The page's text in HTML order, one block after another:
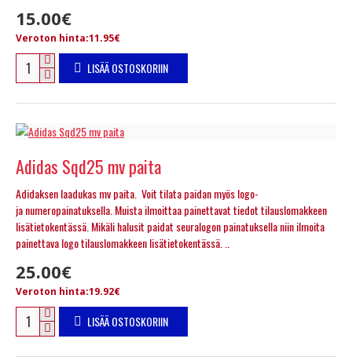
15.00€
Veroton hinta:11.95€
LISÄÄ OSTOSKORIIN
Adidas Sqd25 mv paita
Adidaksen laadukas mv paita. Voit tilata paidan myös logo-
ja numeropainatuksella. Muista ilmoittaa painettavat tiedot tilauslomakkeen
lisätietokentässä. Mikäli halusit paidat seuralogon painatuksella niin ilmoita
painettava logo tilauslomakkeen lisätietokentässä. ..
25.00€
Veroton hinta:19.92€
LISÄÄ OSTOSKORIIN